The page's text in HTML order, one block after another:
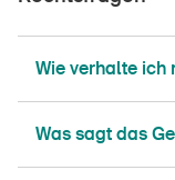
​​​​​​Wie verhalte ich
Was sagt das